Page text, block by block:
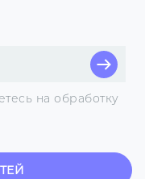
на обработку